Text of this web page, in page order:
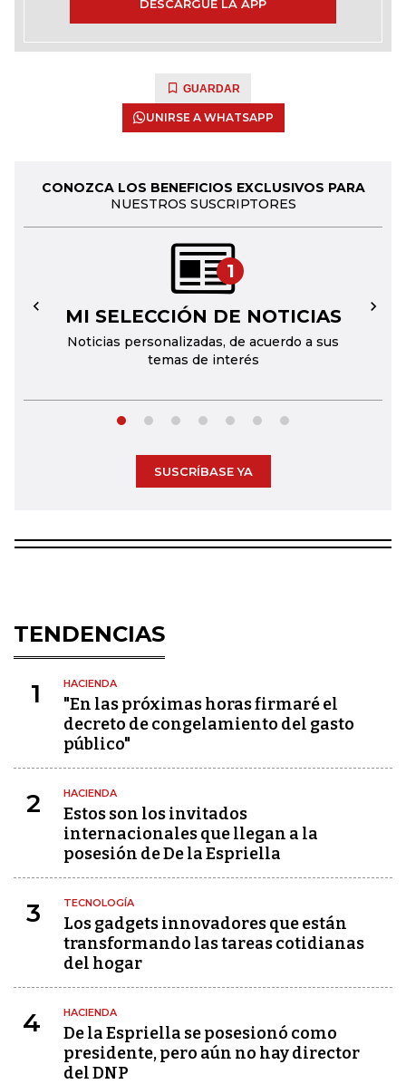
DESCARGUE LA APP
GUARDAR
UNIRSE A WHATSAPP
CONOZCA LOS BENEFICIOS EXCLUSIVOS PARA
NUESTROS SUSCRIPTORES
1
MI SELECCIÓN DE NOTICIAS
Noticias personalizadas, de acuerdo a sus
temas de interés
← →
SUSCRÍBASE YA
TENDENCIAS
1 HACIENDA
"En las próximas horas firmaré el
decreto de congelamiento del gasto
público"
2 HACIENDA
Estos son los invitados
internacionales que llegan a la
posesión de De la Espriella
3 TECNOLOGÍA
Los gadgets innovadores que están
transformando las tareas cotidianas
del hogar
4 HACIENDA
De la Espriella se posesionó como
presidente, pero aún no hay director
del DNP